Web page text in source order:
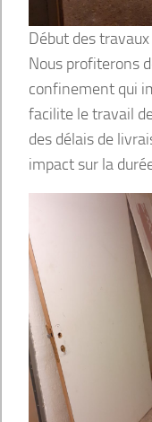
Début des
Nous profiterons
confinement qui
facilite le travail
des délais de
impact sur la